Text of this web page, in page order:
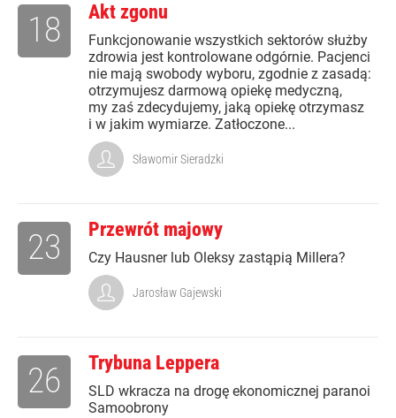
Akt zgonu
Funkcjonowanie wszystkich sektorów służby
zdrowia jest kontrolowane odgórnie. Pacjenci
nie mają swobody wyboru, zgodnie z zasadą:
otrzymujesz darmową opiekę medyczną,
my zaś zdecydujemy, jaką opiekę otrzymasz
i w jakim wymiarze. Zatłoczone...
18
Sławomir Sieradzki
Przewrót majowy
Czy Hausner lub Oleksy zastąpią Millera?
23
Jarosław Gajewski
Trybuna Leppera
SLD wkracza na drogę ekonomicznej paranoi
Samoobrony
26